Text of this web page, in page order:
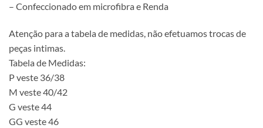
– Confeccionado em microfibra e Renda
Atenção para a tabela de medidas, não efetuamos trocas de
peças intimas.
Tabela de Medidas:
P veste 36/38
M veste 40/42
G veste 44
GG veste 46